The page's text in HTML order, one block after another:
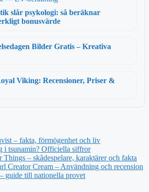
slår psykologi: så beräknar
bonusvärde
Bilder Gratis – Kreativa
Viking: Recensioner, Priser &
– fakta, förmögenhet och liv
i tsunamin? Officiella siffror
Things – skådespelare, karaktärer och fakta
Creator Cream – Användning och recension
guide till nationella provet